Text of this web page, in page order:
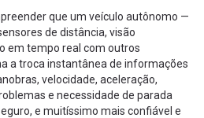
que um veículo autônomo —
de distância, visão
em tempo real com outros
a troca instantânea de informações
velocidade, aceleração,
e necessidade de parada
e muitíssimo mais confiável e